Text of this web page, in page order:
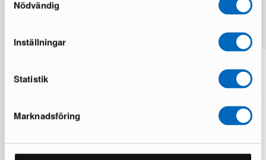
Nödvändig
Inställningar
Statistik
Marknadsföring